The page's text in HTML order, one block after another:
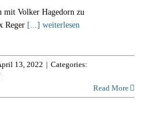
mit Volker Hagedorn zu
Reger [...] weiterlesen
13, 2022 | Categories:
on
VAN
Read More